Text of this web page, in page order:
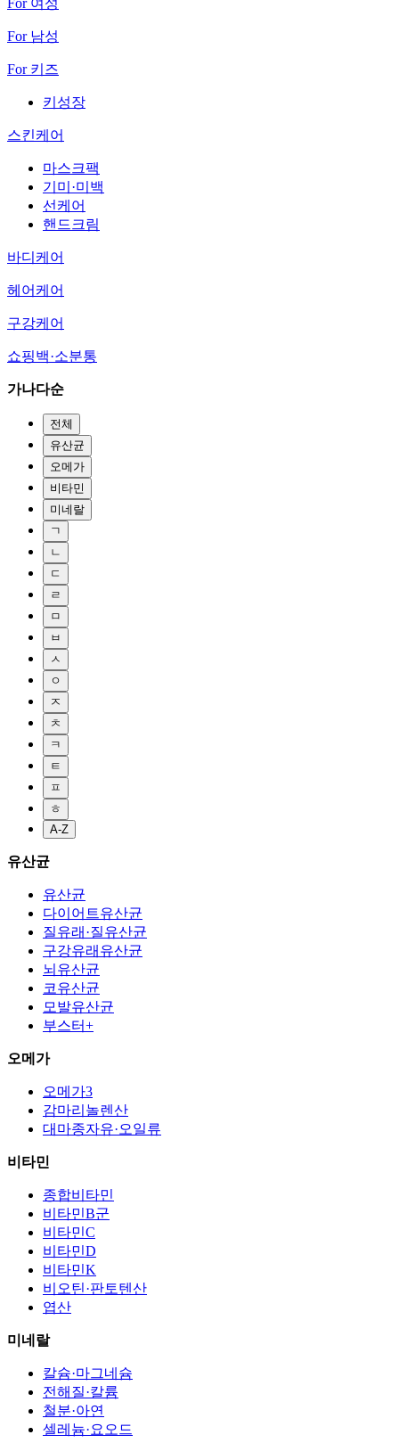
For 남성
For 키즈
키성장
스킨케어
마스크팩
기미·미백
선케어
핸드크림
바디케어
헤어케어
구강케어
쇼핑백·소분통
가나다순
전체
유산균
오메가
비타민
미네랄
ㄱ
ㄴ
ㄷ
ㄹ
ㅁ
ㅂ
ㅅ
ㅇ
ㅈ
ㅊ
ㅋ
ㅌ
ㅍ
ㅎ
A-Z
유산균
유산균
다이어트유산균
질유래·질유산균
구강유래유산균
뇌유산균
코유산균
모발유산균
부스터+
오메가
오메가3
감마리놀렌산
대마종자유·오일류
비타민
종합비타민
비타민B군
비타민C
비타민D
비타민K
비오틴·판토텐산
엽산
미네랄
칼슘·마그네슘
전해질·칼륨
철분·아연
셀레늄·요오드